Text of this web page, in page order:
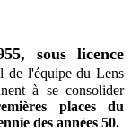
sous licence
l'équipe du Lens
à se consolider
places du
des années 50.